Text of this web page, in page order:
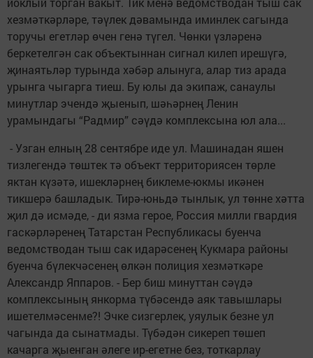
хезмәткәрләре, тәүлек дәвамында иминлек сагында
торучы егетләр өчен генә түгел. Чөнки үзләренә
беркетелгән сак объектыннан сигнал килеп ирешүгә,
җинаятьләр турында хәбәр алынуга, алар тиз арада
урынга чыгарга тиеш. Бу юлы да экипаж, санаулы
минутлар эчендә җыенып, шәһәрнең Ленин
урамындагы “Радмир” сәүдә комплексына юл ала...
- Узган елның 28 сентябре иде ул. Машинадан яшен
тизлегендә төштек тә объект территориясен төрле
яктан күзәтә, ишекләрнең биклеме-юкмы икәнен
тикшерә башладык. Тирә-юньдә тынлык, ул төнне хәтта
җил дә исмәде, - ди язма герое, Россия милли гвардия
гаскәрләренең Татарстан Республикасы буенча
ведомстводан тыш сак идарәсенең Кукмара районы
буенча бүлекчәсенең өлкән полиция хезмәткәре
Александр Яппаров. - Бер биш минуттан сәүдә
комплексының янкорма түбәсендә аяк тавышлары
ишетелмәсенме?! Эчке сизгерлек, уяулык безне ул
чагында да сынатмады. Түбәдән сикереп төшеп
качарга җыенган әлеге ир-егетне без, тоткарлау